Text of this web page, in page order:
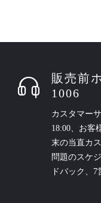
販売前
1006
カスタマー
18:00、お客
末の当直カ
問題のスケ
ドバック、